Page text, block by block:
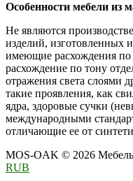
Особенности мебели из
Не являются
изделий, изготовленных
имеющие расхождения по
расхождение по тону
отражения света слоями
такие проявления, как
ядра, здоровые сучки
международными
отличающие ее от
MOS-OAK © 2026
RUB